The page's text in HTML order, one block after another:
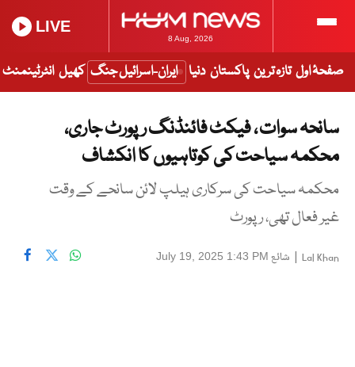
8 Aug, 2026
LIVE
صفحۂ اول تازہ ترین پاکستان دنیا ایران-اسرائیل جنگ کھیل انٹرٹینمنٹ
سانحہ سوات ، فیکٹ فائنڈنگ رپورٹ جاری،
محکمہ سیاحت کی کوتاہیوں کا انکشاف
محکمہ سیاحت کی سرکاری ہیلپ لائن سانحے کے وقت
غیر فعال تھی، رپورٹ
Lal Khan
| شائع July 19, 2025 1:43 PM